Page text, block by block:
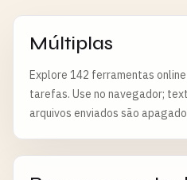
atípicos em regressão -
Diagnósticos de regressão
transformação de dados Casos de Uso Comuns: - Previsão
de vendas e análise de
e avaliação de risco -
hipóteses - Controle de
biológica
Múltiplas
Explore 142 ferramentas
tarefas. Use no navegador;
arquivos enviados são